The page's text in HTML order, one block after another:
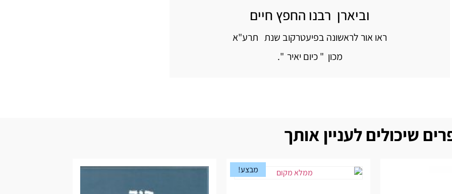
וביארן רבנו החפץ חיים
ראו אור לראשונה בפיעטרקוב שנת תרע"א
מכון " כיום יאיר ".
שיכולים לעניין אותך
מבצע!